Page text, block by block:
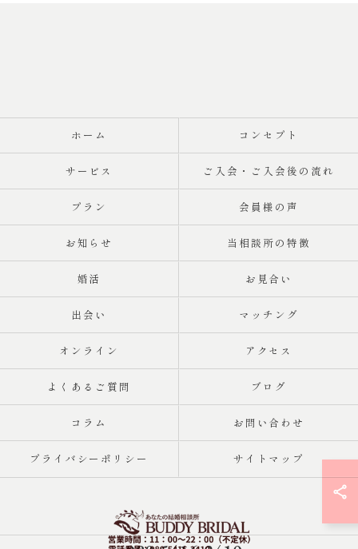
ホーム コンセプト
サービス ご入会・ご入会後の流れ
プラン 会員様の声
お知らせ 当相談所の特徴
婚活 お見合い
出会い マッチング
オンライン アクセス
よくあるご質問 ブログ
コラム お問い合わせ
プライバシーポリシー サイトマップ